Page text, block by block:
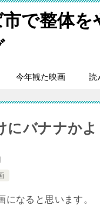
で整体
今年観た映画 読
にバナナか
になると思います。